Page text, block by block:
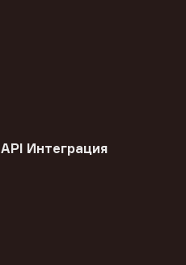
API Интеграция